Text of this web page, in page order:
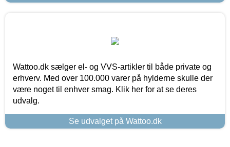
Wattoo.dk sælger el- og VVS-artikler til både private og
erhverv. Med over 100.000 varer på hylderne skulle der
være noget til enhver smag. Klik her for at se deres
udvalg.
Se udvalget på Wattoo.dk